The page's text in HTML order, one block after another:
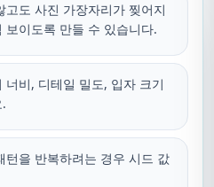
고도 사진 가장자리가 찢어지
보이도록 만들 수 있습니다.
너비, 디테일 밀도, 입자 크기
턴을 반복하려는 경우 시드 값